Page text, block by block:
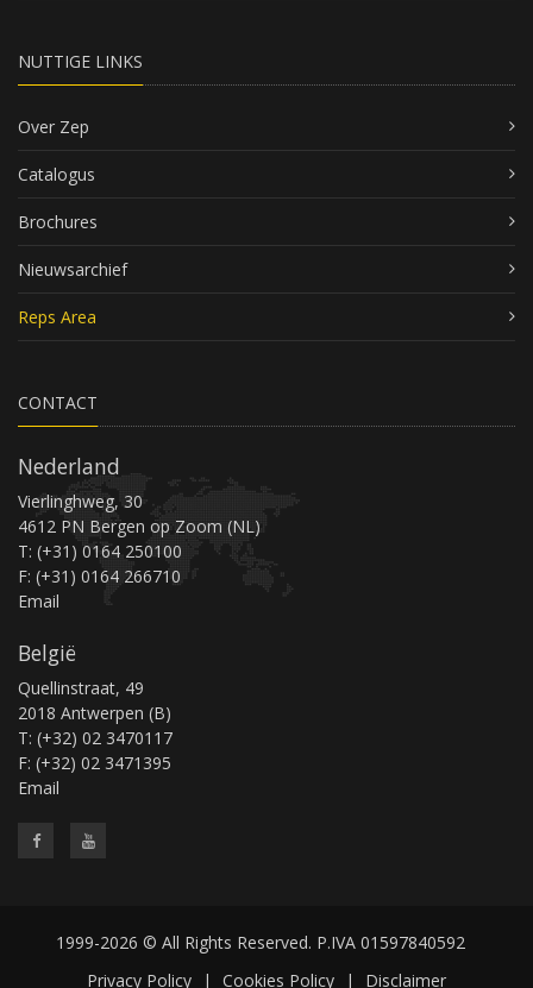
NUTTIGE LINKS
Over Zep
Catalogus
Brochures
Nieuwsarchief
Reps Area
CONTACT
Nederland
Vierlinghweg, 30
4612 PN Bergen op Zoom (NL)
T: (+31) 0164 250100
F: (+31) 0164 266710
Email
België
Quellinstraat, 49
2018 Antwerpen (B)
T: (+32) 02 3470117
F: (+32) 02 3471395
Email
1999-2026 © All Rights Reserved. P.IVA 01597840592
Privacy Policy
| Cookies Policy | Disclaimer